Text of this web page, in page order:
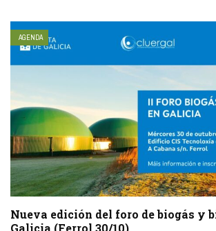
AGENDA
Nueva edición del foro de biogás y
Galicia (Ferrol 30/10)